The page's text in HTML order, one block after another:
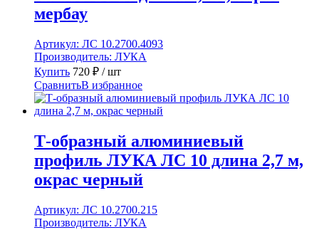
мербау
Артикул: ЛС 10.2700.4093
Производитель: ЛУКА
Купить 720 ₽ / шт
СравнитьВ избранное
Т-образный алюминиевый
профиль ЛУКА ЛС 10 длина 2,7 м,
окрас черный
Артикул: ЛС 10.2700.215
Производитель: ЛУКА